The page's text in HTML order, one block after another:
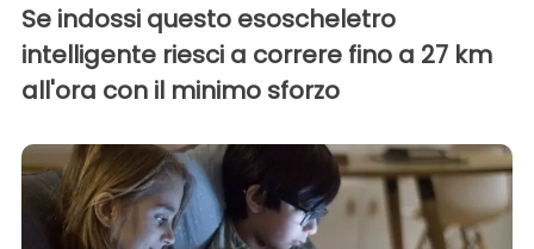
Se indossi questo esoscheletro
intelligente riesci a correre fino a 27 km
all'ora con il minimo sforzo